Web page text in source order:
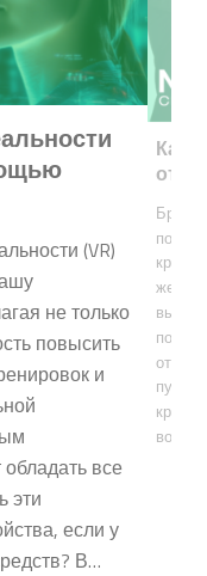
(VR)
не только
повысить
и
все
эти
если у
В…
Как
от
Брать
порой
от